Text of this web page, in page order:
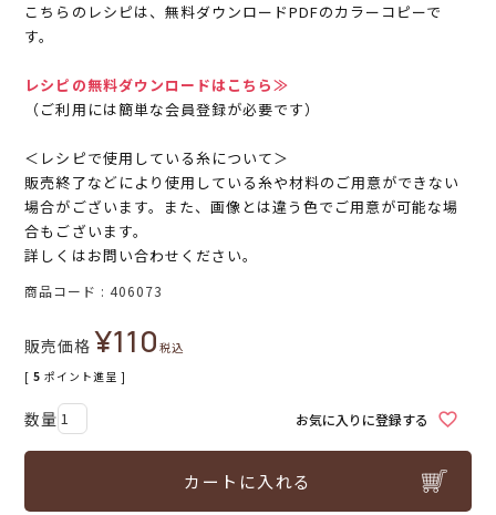
こちらのレシピは、無料ダウンロードPDFのカラーコピーで
す。
レシピの無料ダウンロードはこちら≫
（ご利用には簡単な会員登録が必要です）
＜レシピで使用している糸について＞
販売終了などにより使用している糸や材料のご用意ができない
場合がございます。また、画像とは違う色でご用意が可能な場
合もございます。
詳しくはお問い合わせください。
商品コード 406073
販売価格 ¥110税込
[ 5 ポイント進呈 ]
お気に入りに登録する
カートに入れる